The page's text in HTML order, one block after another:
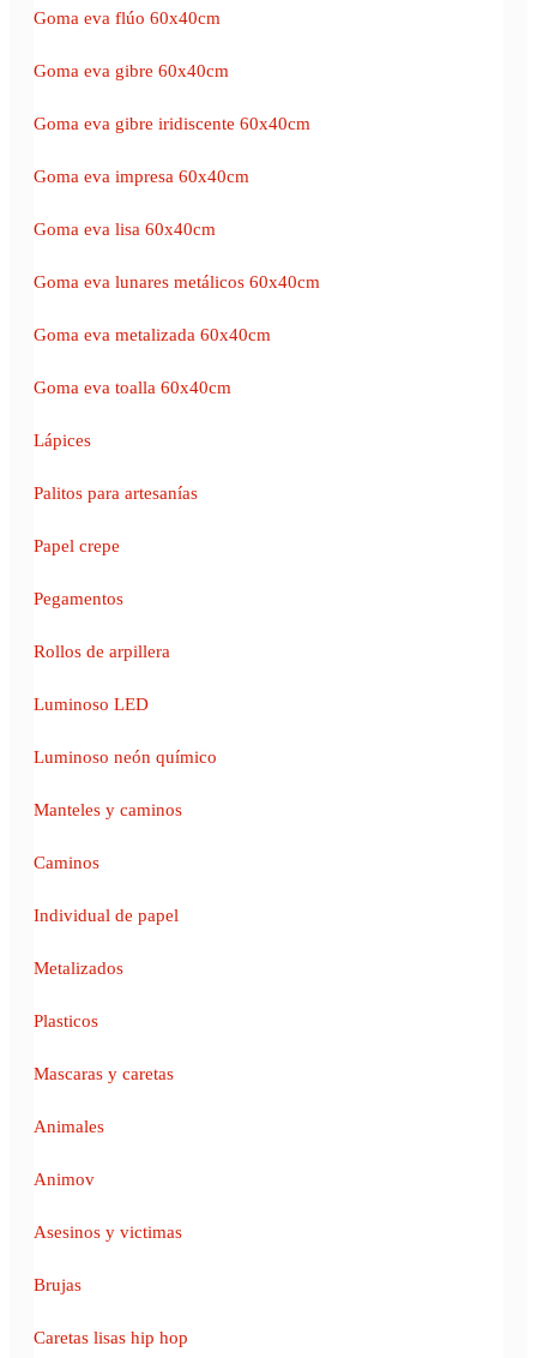
Goma eva flúo 60x40cm
Goma eva gibre 60x40cm
Goma eva gibre iridiscente 60x40cm
Goma eva impresa 60x40cm
Goma eva lisa 60x40cm
Goma eva lunares metálicos 60x40cm
Goma eva metalizada 60x40cm
Goma eva toalla 60x40cm
Lápices
Palitos para artesanías
Papel crepe
Pegamentos
Rollos de arpillera
Luminoso LED
Luminoso neón químico
Manteles y caminos
Caminos
Individual de papel
Metalizados
Plasticos
Mascaras y caretas
Animales
Animov
Asesinos y victimas
Brujas
Caretas lisas hip hop